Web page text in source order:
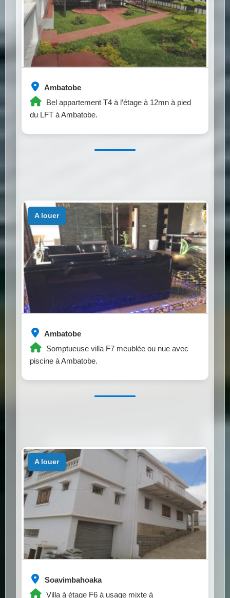
Ambatobe
Bel appartement T4 à l’étage à 12mn à pied
du LFT à Ambatobe.
Ambatobe
Somptueuse villa F7 meublée ou nue avec
piscine à Ambatobe.
a louer
Soavimbahoaka
Villa à étage F6 à usage mixte à
a louer